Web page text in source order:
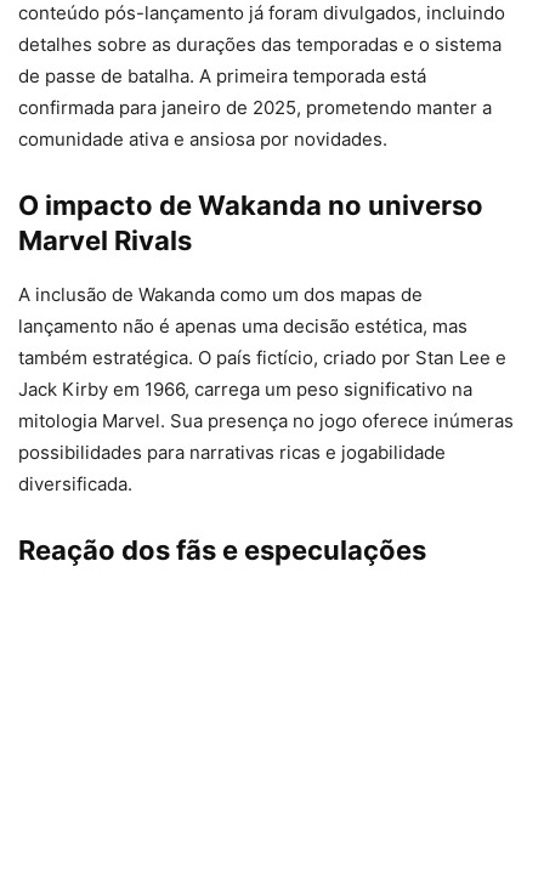
conteúdo pós-lançamento já foram divulgados, incluindo
detalhes sobre as durações das temporadas e o sistema
de passe de batalha. A primeira temporada está
confirmada para janeiro de 2025, prometendo manter a
comunidade ativa e ansiosa por novidades.
O impacto de Wakanda no universo
Marvel Rivals
A inclusão de Wakanda como um dos mapas de
lançamento não é apenas uma decisão estética, mas
também estratégica. O país fictício, criado por Stan Lee e
Jack Kirby em 1966, carrega um peso significativo na
mitologia Marvel. Sua presença no jogo oferece inúmeras
possibilidades para narrativas ricas e jogabilidade
diversificada.
Reação dos fãs e especulações